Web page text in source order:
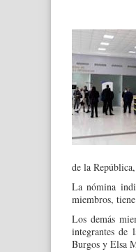
de la
La nómina
miembros,
Los demás
integrantes de
Burgos y Elsa